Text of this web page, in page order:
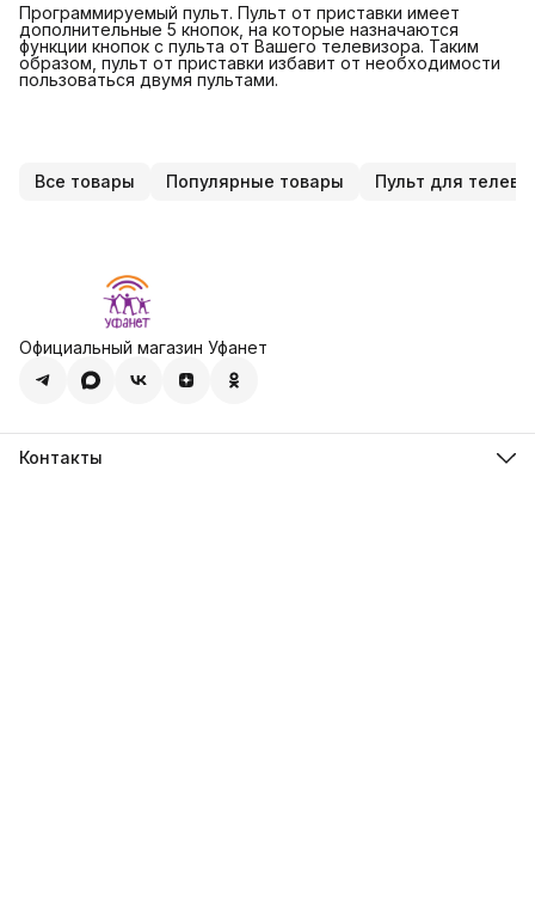
Программируемый пульт. Пульт от приставки имеет
дополнительные 5 кнопок, на которые назначаются
функции кнопок с пульта от Вашего телевизора. Таким
образом, пульт от приставки избавит от необходимости
пользоваться двумя пультами.
Все товары Популярные товары Пульт для
Официальный магазин Уфанет
Контакты